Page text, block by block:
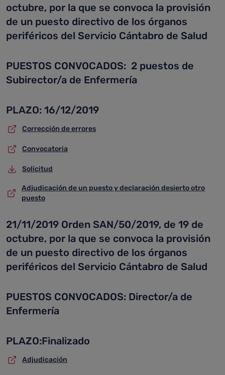
octubre, por la que se convoca la provisión
de un puesto directivo de los órganos
periféricos del Servicio Cántabro de Salud
PUESTOS CONVOCADOS: 2 puestos de
Subirector/a de Enfermería
PLAZO: 16/12/2019
Corrección de errores
Convocatoria
Solicitud
Adjudicación de un puesto y declaración desierto otro
puesto
21/11/2019 Orden SAN/50/2019, de 19 de
octubre, por la que se convoca la provisión
de un puesto directivo de los órganos
periféricos del Servicio Cántabro de Salud
PUESTOS CONVOCADOS: Director/a de
Enfermería
PLAZO:Finalizado
Adjudicación